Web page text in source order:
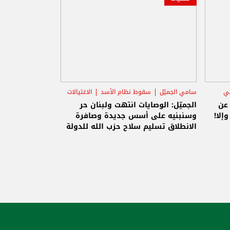
عن
سامي الجميّل سقوط نظام الأسد الاغتيالات
الجميّل: الوصايات انتهت ولبنان حر
وسنبنيه على أسس جديدة وصافرة
الانطلاق تسليم سلاح حزب الله للدولة